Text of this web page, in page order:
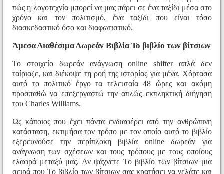
πώς η λογοτεχνία μπορεί να μας πάρει σε ένα ταξίδι μέσα στο
χρόνο και τον πολιτισμό, ένα ταξίδι που είναι τόσο
διασκεδαστικό όσο και διαφωτιστικό.
Άμεσα Διαθέσιμα Δωρεάν Βιβλία Το βιβλίο των βίτσιων
Το στοιχείο δωρεάν ανάγνωση online shifter απλά δεν
ταίριαζε, και διέκοψε τη ροή της ιστορίας για μένα. Χόρτασα
αυτό το πολιτικό έργο τα τελευταία 48 ώρες και ακόμη
προσπαθώ να επεξεργαστώ την απλώς εκπληκτική διήγηση
του Charles Williams.
Ως κάποιος που έχει πάντα ενδιαφέρει από την ανθρώπινη
κατάσταση, εκτιμήσα τον τρόπο με τον οποίο αυτό το βιβλίο
εξερευνούσε την περίπλοκη βιβλία online δωρεάν για
ανάγνωση των σχέσεων και τους τρόπους με τους οποίους
ελαφρά μεταξύ μας. Αν ψάχνετε Το βιβλίο των βίτσιων μια
σειρά που Το βιβλίο των βίτσιων σας κρατήσει να γελάτε και